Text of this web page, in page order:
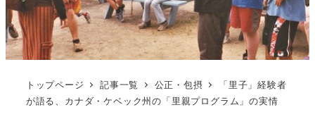
トップページ 記事一覧 公正・包摂
「里子」経験者
が語る、カナダ・ケベック州の「里親プログラム」の実情